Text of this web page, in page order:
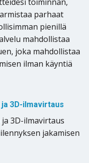
parhaat
pienillä
mahdollistaa
joka mahdollistaa
ilman käyntiä
3D-ilmavirtaus
3D-ilmavirtaus
jakamisen